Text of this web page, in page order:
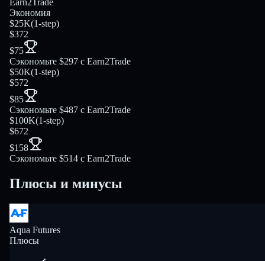
Earn2Trade
Экономия
$25K(1-step)
$372
$75
Сэкономьте $297 с Earn2Trade
$50K(1-step)
$572
$85
Сэкономьте $487 с Earn2Trade
$100K(1-step)
$672
$158
Сэкономьте $514 с Earn2Trade
Плюсы и минусы
Aqua Futures
Плюсы